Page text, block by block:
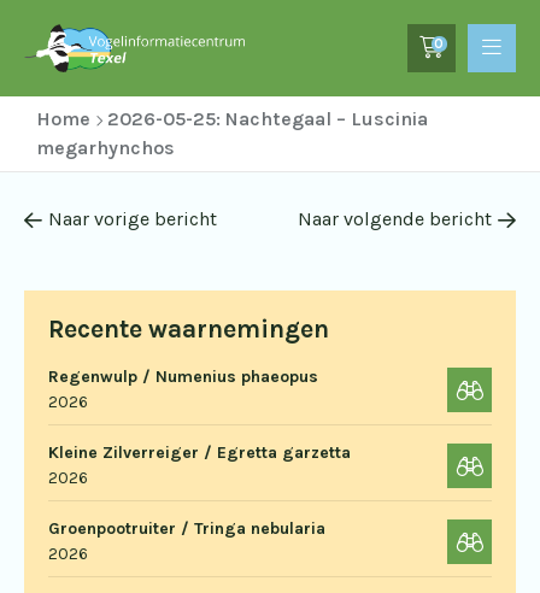
0
Home
2026-05-25: Nachtegaal – Luscinia
megarhynchos
Recente waarnemingen
Regenwulp / Numenius phaeopus
2026
Kleine Zilverreiger / Egretta garzetta
2026
Groenpootruiter / Tringa nebularia
2026
Naar vorige bericht Naar volgende bericht